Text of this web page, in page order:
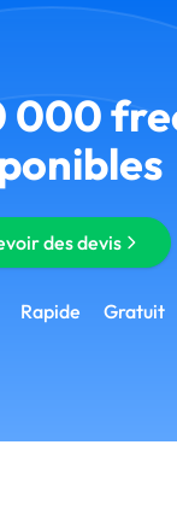
000
des devis
Rapide Gratuit